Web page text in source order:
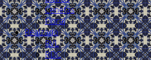
Cenefas
Floral
Realzado
RVL
RDC